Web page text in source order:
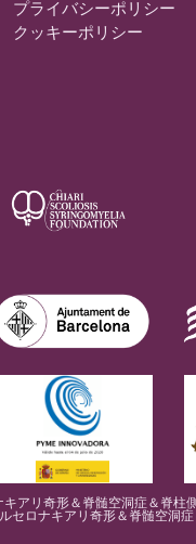
プライバシーポリシー
クッキーポリシー
キアリ奇形＆脊髄空洞症＆脊柱
セロナキアリ奇形＆脊髄空洞